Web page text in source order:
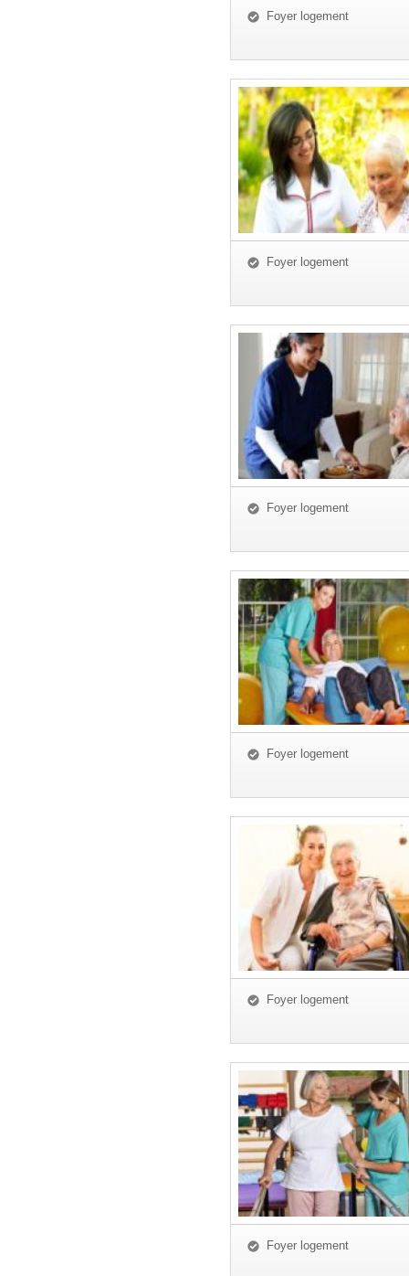
Foyer logement
Foyer logement
Foyer logement
Foyer logement
Foyer logement
Foyer logement